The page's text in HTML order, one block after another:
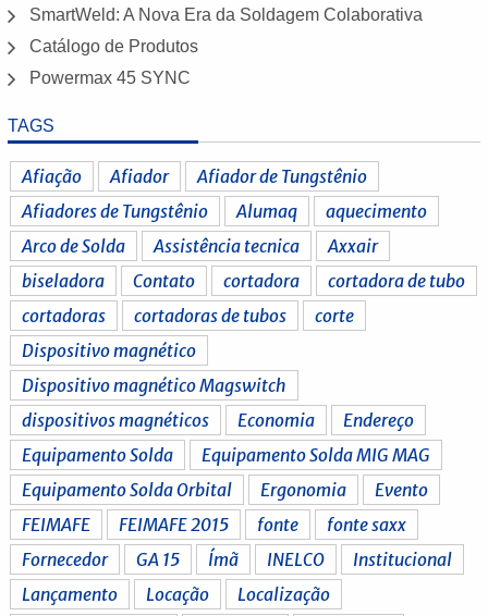
SmartWeld: A Nova Era da Soldagem Colaborativa
Catálogo de Produtos
Powermax 45 SYNC
TAGS
Afiação Afiador
Afiador de Tungstênio
Afiadores de Tungstênio
Alumaq
aquecimento
Arco de Solda
Assistência tecnica
Axxair
biseladora
Contato cortadora
cortadora de tubo
cortadoras
cortadoras de tubos
corte
Dispositivo magnético
Dispositivo magnético Magswitch
dispositivos magnéticos
Economia
Endereço
Equipamento Solda
Equipamento Solda MIG MAG
Equipamento Solda Orbital
Ergonomia
Evento
FEIMAFE
FEIMAFE 2015 fonte
fonte saxx
Fornecedor
GA 15 Ímã INELCO
Institucional
Lançamento
Locação
Localização